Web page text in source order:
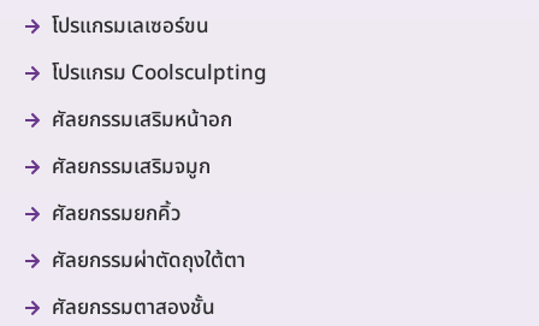
โปรแกรมเลเซอร์ขน
โปรแกรม Coolsculpting
ศัลยกรรมเสริมหน้าอก
ศัลยกรรมเสริมจมูก
ศัลยกรรมยกคิ้ว
ศัลยกรรมผ่าตัดถุงใต้ตา
ศัลยกรรมตาสองชั้น